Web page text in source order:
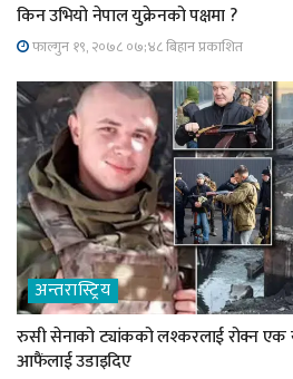
किन उभियो नेपाल युक्रेनको पक्षमा ?
फाल्गुन १९, २०७८ ०७;४८ बिहान प्रकाशित
अन्तरास्ट्रिय
रुसी सेनाको ट्यांकको लश्करलाई रोक्न
आफैंलाई उडाइदिए